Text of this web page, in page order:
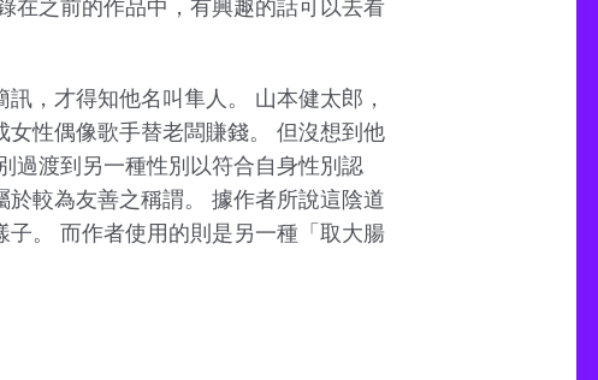
在之前的作品中，有興趣的話可以去看
，才得知他名叫隼人。 山本健太郎，
性偶像歌手替老闆賺錢。 但沒想到他
過渡到另一種性別以符合自身性別認
較為友善之稱謂。 據作者所說這陰道
。 而作者使用的則是另一種「取大腸